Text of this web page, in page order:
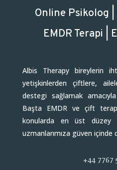
Online Psikolog
EMDR Terapi |
Albis Therapy bireylerin
yetişkinlerden çiftlere,
destegi sağlamak
Başta EMDR ve çift
konularda en üst düzey
uzmanlarımıza güven içinde
+44 7767